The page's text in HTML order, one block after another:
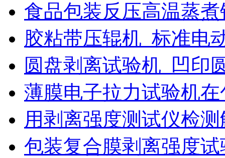
食品包装反压高温蒸
胶粘带压辊机_标准电
圆盘剥离试验机_凹印
薄膜电子拉力试验机
用剥离强度测试仪检
包装复合膜剥离强度